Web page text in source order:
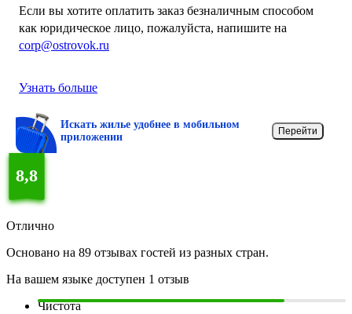
Если вы хотите оплатить заказ безналичным способом
как юридическое лицо, пожалуйста, напишите на
corp@ostrovok.ru
Узнать больше
Искать жилье удобнее в мобильном
приложении
Перейти
8,8
Отлично
Основано на 89 отзывах гостей из разных стран.
На вашем языке доступен 1 отзыв
Чистота